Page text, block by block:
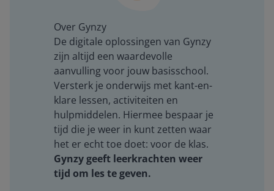
Over Gynzy
De digitale oplossingen van Gynzy
zijn altijd een waardevolle
aanvulling voor jouw basisschool.
Versterk je onderwijs met kant-en-
klare lessen, activiteiten en
hulpmiddelen. Hiermee bespaar je
tijd die je weer in kunt zetten waar
het er echt toe doet: voor de klas.
Gynzy geeft leerkrachten weer
tijd om les te geven.